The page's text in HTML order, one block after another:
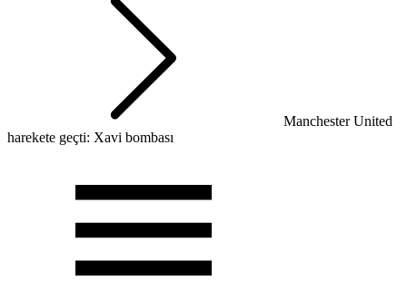
Manchester United
harekete geçti: Xavi bombası